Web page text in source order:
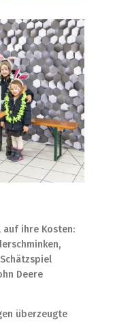
auf ihre Kosten:
Deere
überzeugte